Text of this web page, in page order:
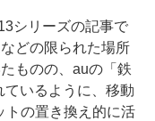
シリーズの記事で
どの限られた場所
ものの、auの「鉄
いるように、移動
トの置き換え的に活